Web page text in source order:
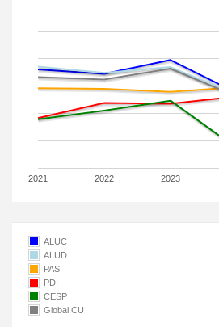
2021 2022 2023
ALUC
ALUD
PAS
PDI
CESP
Global CU